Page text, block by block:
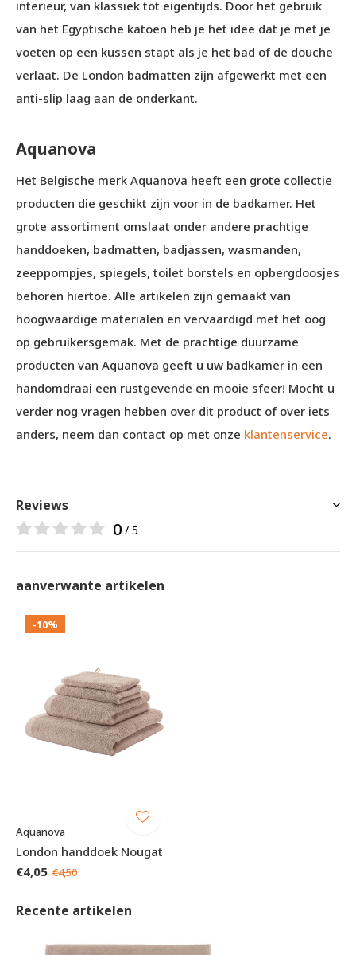
interieur, van klassiek tot eigentijds. Door het gebruik
van het Egyptische katoen heb je het idee dat je met je
voeten op een kussen stapt als je het bad of de douche
verlaat. De London badmatten zijn afgewerkt met een
anti-slip laag aan de onderkant.
Aquanova
Het Belgische merk Aquanova heeft een grote collectie
producten die geschikt zijn voor in de badkamer. Het
grote assortiment omslaat onder andere prachtige
handdoeken, badmatten, badjassen, wasmanden,
zeeppompjes, spiegels, toilet borstels en opbergdoosjes
behoren hiertoe. Alle artikelen zijn gemaakt van
hoogwaardige materialen en vervaardigd met het oog
op gebruikersgemak. Met de prachtige duurzame
producten van Aquanova geeft u uw badkamer in een
handomdraai een rustgevende en mooie sfeer! Mocht u
verder nog vragen hebben over dit product of over iets
anders, neem dan contact op met onze klantenservice.
Reviews
0 / 5
aanverwante artikelen
-10%
Aquanova
London handdoek Nougat
€4,05 €4,50
Recente artikelen